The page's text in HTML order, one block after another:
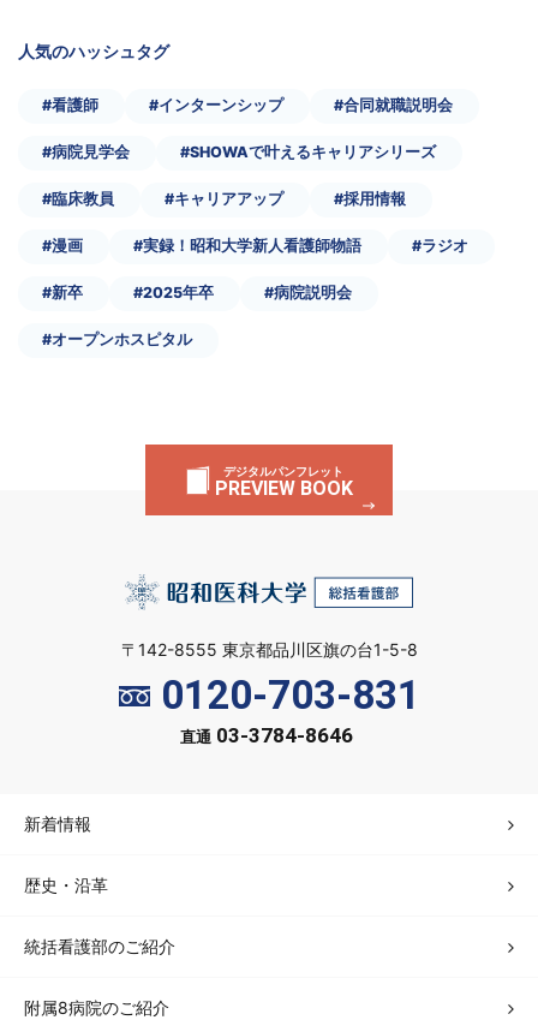
人気のハッシュタグ
#看護師 #インターンシップ #合同就職説明会
#病院見学会 #SHOWAで叶えるキャリアシリーズ
#臨床教員 #キャリアアップ #採用情報
#漫画 #実録！昭和大学新人看護師物語 #ラジオ
#新卒 #2025年卒 #病院説明会
#オープンホスピタル
デジタルパンフレット
PREVIEW BOOK
〒142-8555 東京都品川区旗の台1-5-8
0120-703-831
直通 03-3784-8646
新着情報
歴史・沿革
統括看護部のご紹介
附属8病院のご紹介